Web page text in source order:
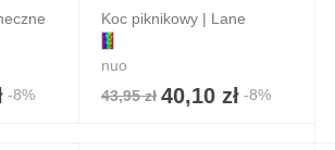
-8%
Koc piknikowy | Lane
nuo
43,95 zł 40,10 zł -8%